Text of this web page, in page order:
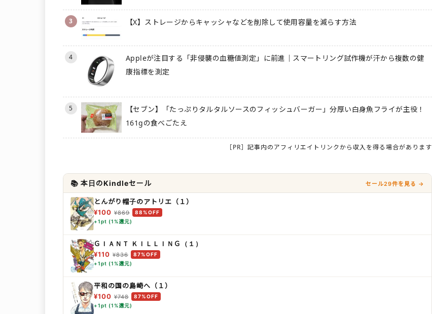
3 【X】ストレージからキャッシャなどを削除して使用容量を減らす方法
4
Appleが注目する「非侵襲の血糖値測定」に前進｜スマートリング試作機が汗から複数の健
康指標を測定
5
【セブン】「たっぷりタルタルソースのフィッシュバーガー」分厚い白身魚フライが主役！
161gの食べごたえ
［PR］記事内のアフィリエイトリンクから収入を得る場合があります
📚 本日のKindleセール セール29件を見る →
とんがり帽子のアトリエ（１）
¥100 ¥869
88%OFF
+1pt (1%還元)
ＧＩＡＮＴ ＫＩＬＬＩＮＧ（１）
¥110 ¥836
87%OFF
+1pt (1%還元)
平和の国の島崎へ（１）
¥100 ¥748
87%OFF
+1pt (1%還元)